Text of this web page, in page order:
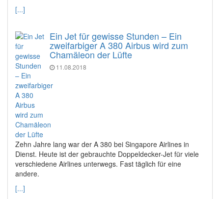
[...]
Ein Jet für gewisse Stunden – Ein
zweifarbiger A 380 Airbus wird zum
Chamäleon der Lüfte
11.08.2018
Zehn Jahre lang war der A 380 bei Singapore Airlines in
Dienst. Heute ist der gebrauchte Doppeldecker-Jet für viele
verschiedene Airlines unterwegs. Fast täglich für eine
andere.
[...]